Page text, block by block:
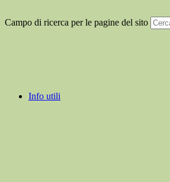
Campo di ricerca per le pagine del sito
Info utili